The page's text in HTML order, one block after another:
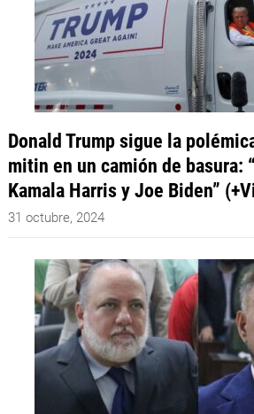
Donald Trump sigue la
mitin en un camión de basura:
Kamala Harris y Joe Biden”
31 octubre, 2024